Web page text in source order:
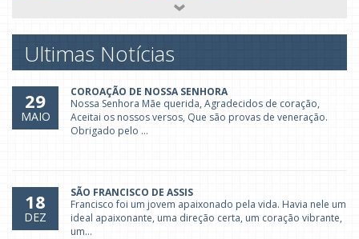
Na Primeira Infância a rotina é fundamental
pois contribui para o desenvolvimento int...
REUNIÃO DE PAIS 2026
As Reuniões com as famílias são a base para
CARNAVAL 2026
Ultimas Notícias
29
MAIO
COROAÇÃO DE NOSSA SENHORA
Nossa Senhora Mãe querida, Agradecidos de coração,
Aceitai os nossos versos, Que são provas de veneração.
Obrigado pelo ...
18
DEZ
SÃO FRANCISCO DE ASSIS
Francisco foi um jovem apaixonado pela vida. Havia nele um
ideal apaixonante, uma direção certa, um coração vibrante,
um...